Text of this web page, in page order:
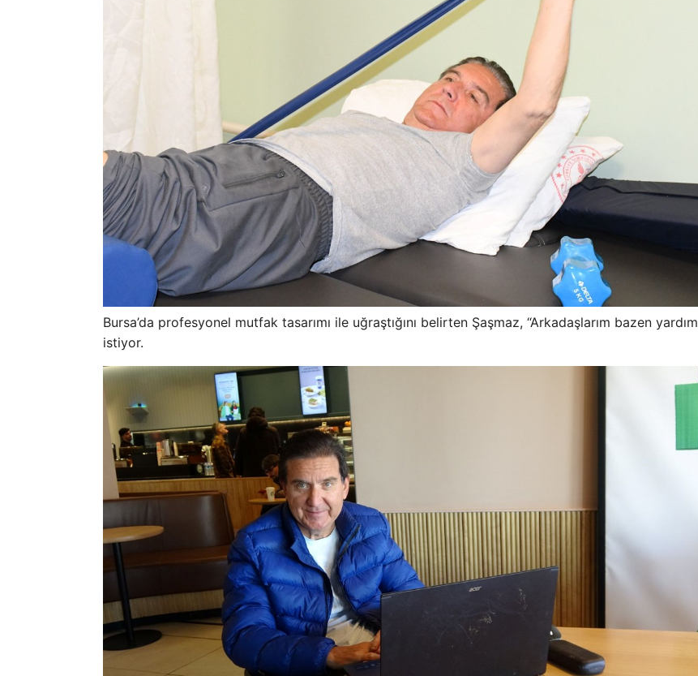
Bursa’da profesyonel mutfak tasarımı ile uğraştığını belirten Şaşmaz, “Arkadaşlarım bazen yardım
istiyor.